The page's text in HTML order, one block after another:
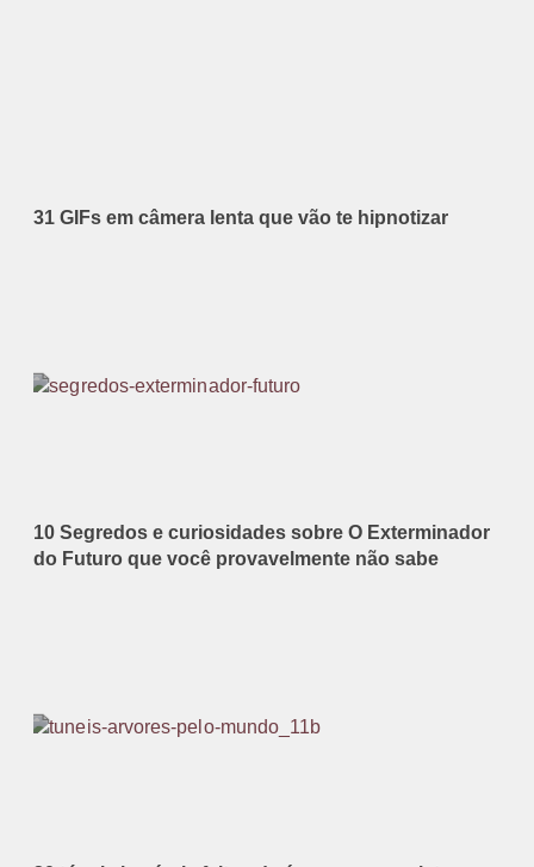
31 GIFs em câmera lenta que vão te hipnotizar
10 Segredos e curiosidades sobre O Exterminador
do Futuro que você provavelmente não sabe